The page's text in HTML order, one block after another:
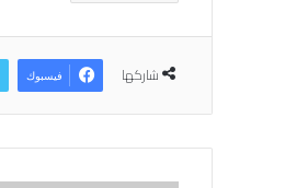
شاركها فيسبوك